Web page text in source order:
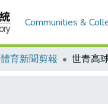
Communities &
體育新聞剪報